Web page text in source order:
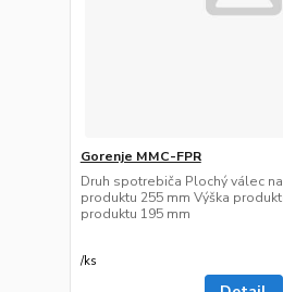
Gorenje MMC-FPR
Druh spotrebiča Plochý válec
produktu 255 mm Výška
produktu 195 mm
/ks